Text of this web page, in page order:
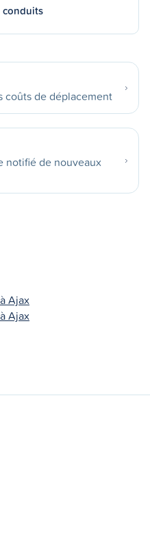
conduits
coûts de déplacement
notifié de nouveaux
Ajax
Ajax